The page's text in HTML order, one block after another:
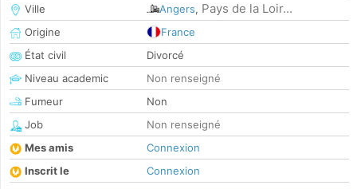
Ville
Angers, Pays de la Loir...
Origine
France
État civil
Divorcé
Niveau academic
Non renseigné
Fumeur
Non
Job
Non renseigné
Mes amis
Connexion
Inscrit le
Connexion